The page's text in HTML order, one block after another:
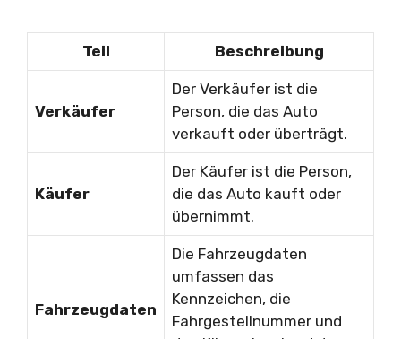
Teil Beschreibung
Verkäufer
Der Verkäufer ist die
Person, die das Auto
verkauft oder überträgt.
Käufer
Der Käufer ist die Person,
die das Auto kauft oder
übernimmt.
Fahrzeugdaten
Die Fahrzeugdaten
umfassen das
Kennzeichen, die
Fahrgestellnummer und